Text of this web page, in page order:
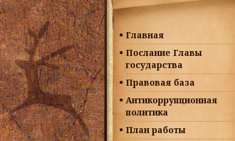
Главная
Послание Главы
государства
Правовая база
Антикоррупционная
политика
План работы